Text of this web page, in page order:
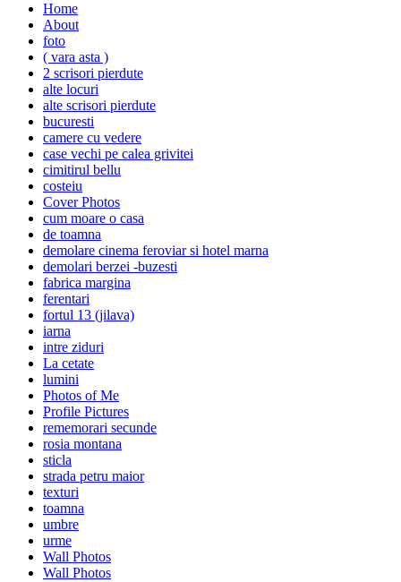
Home
About
foto
( vara asta )
2 scrisori pierdute
alte locuri
alte scrisori pierdute
bucuresti
camere cu vedere
case vechi pe calea grivitei
cimitirul bellu
costeiu
Cover Photos
cum moare o casa
de toamna
demolare cinema feroviar si hotel marna
demolari berzei -buzesti
fabrica margina
ferentari
fortul 13 (jilava)
iarna
intre ziduri
La cetate
lumini
Photos of Me
Profile Pictures
rememorari secunde
rosia montana
sticla
strada petru maior
texturi
toamna
umbre
urme
Wall Photos
Wall Photos